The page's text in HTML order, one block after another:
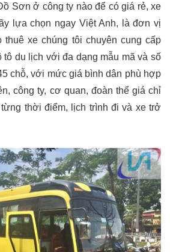
Sơn ở công ty nào để có giá rẻ, xe
lựa chọn ngay Việt Anh, là đơn vị
xe chúng tôi chuyên cung cấp
tô du lịch với đa dạng mẫu mã và số
chỗ, với mức giá bình dân phù hợp
công ty, cơ quan, đoàn thể giá chỉ
thời điểm, lịch trình đi và xe trở